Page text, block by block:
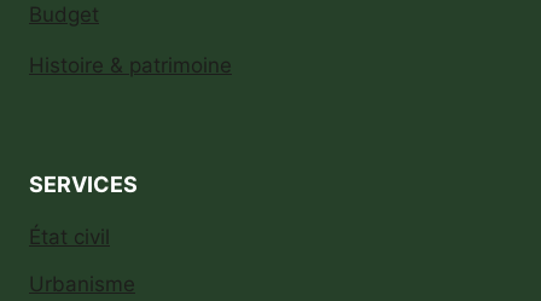
Budget
Histoire & patrimoine
SERVICES
État civil
Urbanisme